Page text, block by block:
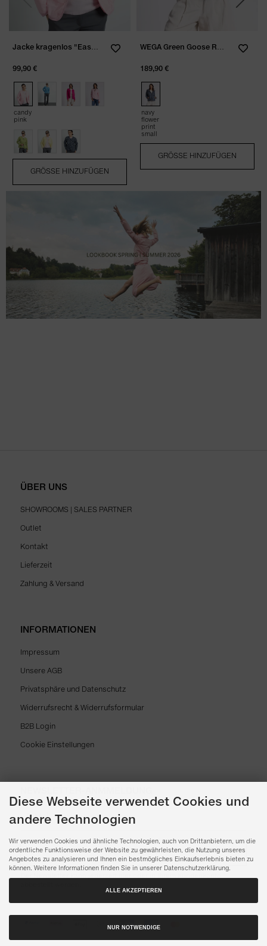
Jacke kragenlos "Easy Soft Price"
99,90 €
candy
pink
GRÖSSE HINZUFÜGEN
WEGA Green Goose Regenjacke
189,90 €
navy
flower
print
small
GRÖSSE HINZUFÜGEN
ÜBER UNS
SHOWROOMS | SALES PARTNER
Outlet
Kontakt
Lieferzeit
Zahlung & Versand
INFORMATIONEN
Impressum
Unsere AGB
Privatsphäre und Datenschutz
Widerrufsrecht & Widerrufsformular
B2B Login
Cookie Einstellungen
ABONNIEREN
Der Newsletter kann jederzeit hier oder in Ihrem Kundenkonto
Diese Webseite verwendet Cookies und
andere Technologien
Wir verwenden Cookies und ähnliche Technologien, auch von Drittanbietern, um die
ordentliche Funktionsweise der Website zu gewährleisten, die Nutzung unseres
Angebotes zu analysieren und Ihnen ein bestmögliches Einkaufserlebnis bieten zu
können. Weitere Informationen finden Sie in unserer Datenschutzerklärung.
ALLE AKZEPTIEREN
NUR NOTWENDIGE